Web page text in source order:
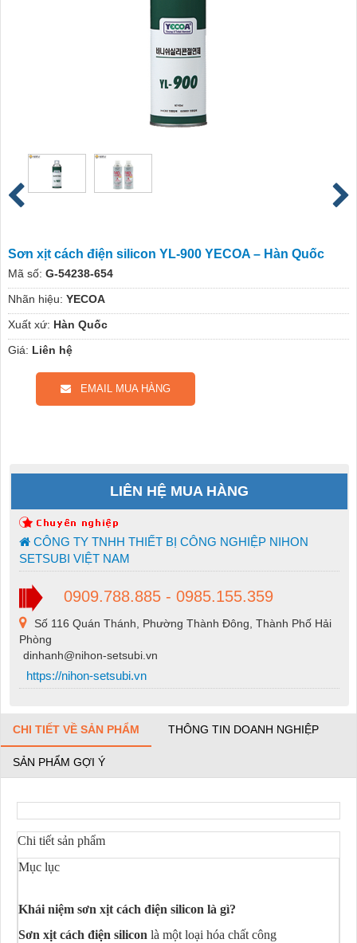
Sơn xịt cách điện silicon YL-900 YECOA – Hàn Quốc
Mã số: G-54238-654
Nhãn hiệu: YECOA
Xuất xứ: Hàn Quốc
Giá: Liên hệ
EMAIL MUA HÀNG
LIÊN HỆ MUA HÀNG
CÔNG TY TNHH THIẾT BỊ CÔNG NGHIỆP NIHON
SETSUBI VIỆT NAM
0909.788.885 - 0985.155.359
Số 116 Quán Thánh, Phường Thành Đông, Thành Phố Hải
Phòng
dinhanh@nihon-setsubi.vn
https://nihon-setsubi.vn
CHI TIẾT VỀ SẢN PHẨM THÔNG TIN DOANH NGHIỆP
SẢN PHẨM GỢI Ý
Chi tiết sản phẩm
Mục lục
Khái niệm sơn xịt cách điện silicon là gì?
Sơn xịt cách điện silicon là một loại hóa chất công